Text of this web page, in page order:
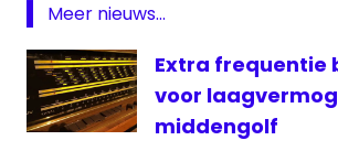
Palet
oudste
DJ
Ouwe
Joekel
Meer nieuws...
Extra frequentie
voor
middengolf